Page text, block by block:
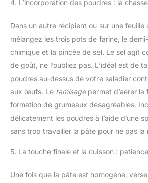
4. L’incorporation des poudres : la
Dans un autre récipient ou sur une feuille
mélangez les trois pots de farine, le
chimique et la pincée de sel. Le sel agit
de goût, ne l’oubliez pas. L’idéal est de
poudres au-dessus de votre saladier
aux œufs. Le tamisagepermet d’aérer la
formation de grumeaux désagréables.
délicatement les poudres à l’aide d’une
sans trop travailler la pâte pour ne pas la
5. La touche finale et la cuisson :
Une fois que la pâte est homogène,